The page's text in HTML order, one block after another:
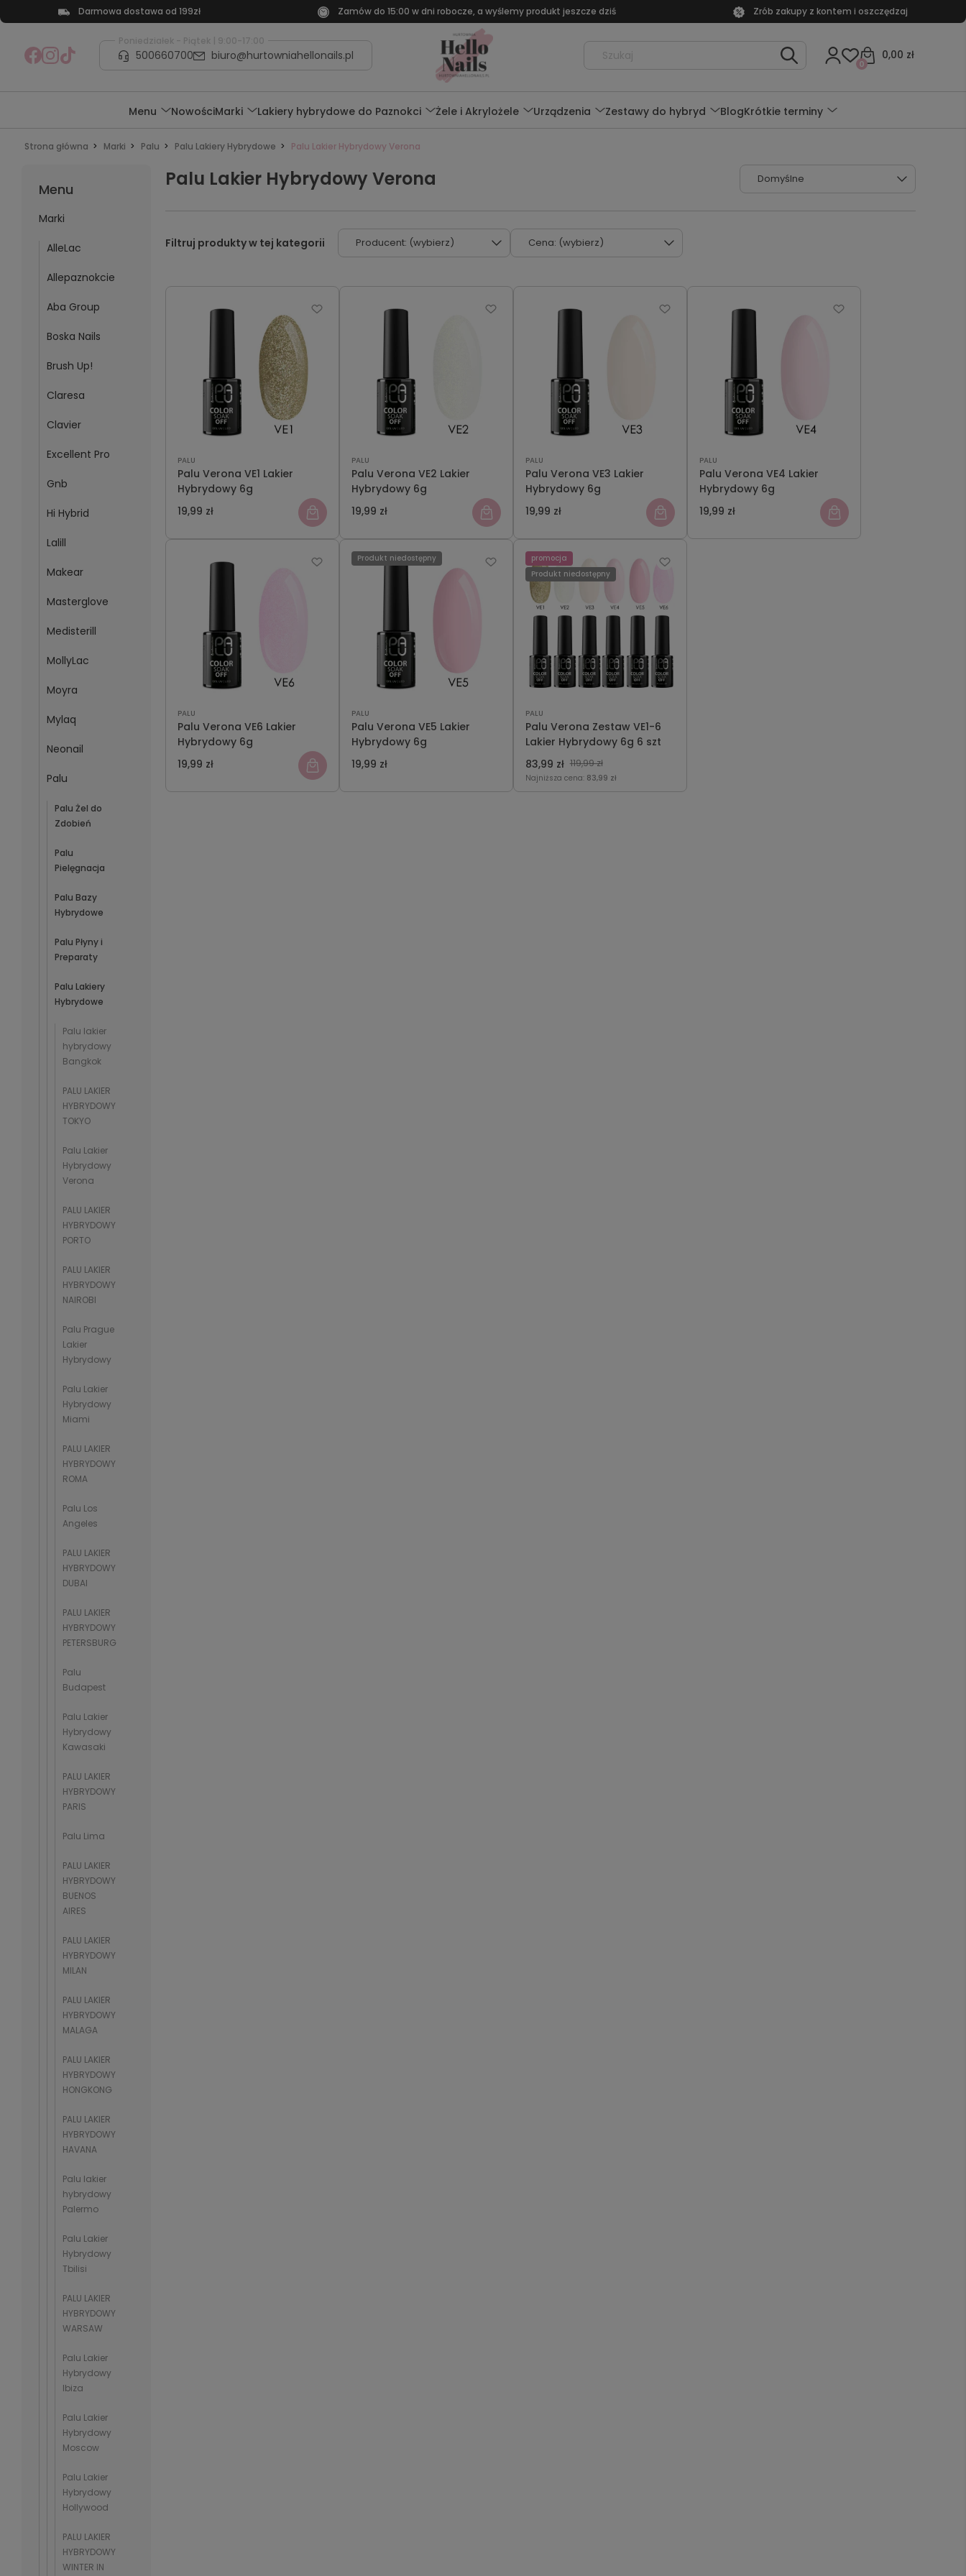
Darmowa dostawa od 199zł Zamów do 15:00 w dni robocze, a wyślemy produkt jeszcze dziś Zrób zakupy z kontem i oszczędzaj
Poniedziałek - Piątek | 9:00-17:00
500660700 biuro@hurtowniahellonails.pl 0,00 zł
0
Menu NowościMarki Lakiery hybrydowe do Paznokci Żele i Akrylożele Urządzenia Zestawy do hybryd BlogKrótkie terminy
Strona główna Marki Palu Palu Lakiery Hybrydowe Palu Lakier Hybrydowy Verona
Menu
Marki
AlleLac
Allepaznokcie
Aba Group
Boska Nails
Brush Up!
Claresa
Clavier
Excellent Pro
Gnb
Hi Hybrid
Lalill
Makear
Masterglove
Medisterill
MollyLac
Moyra
Mylaq
Neonail
Palu
Palu Żel do
Zdobień
Palu
Pielęgnacja
Palu Bazy
Hybrydowe
Palu Płyny i
Preparaty
Palu Lakiery
Hybrydowe
Palu lakier
hybrydowy
Bangkok
PALU LAKIER
HYBRYDOWY
TOKYO
Palu Lakier
Hybrydowy
Verona
PALU LAKIER
HYBRYDOWY
PORTO
PALU LAKIER
HYBRYDOWY
NAIROBI
Palu Prague
Lakier
Hybrydowy
Palu Lakier
Hybrydowy
Miami
PALU LAKIER
HYBRYDOWY
ROMA
Palu Los
Angeles
PALU LAKIER
HYBRYDOWY
DUBAI
PALU LAKIER
HYBRYDOWY
PETERSBURG
Palu
Budapest
Palu Lakier
Hybrydowy
Kawasaki
PALU LAKIER
HYBRYDOWY
PARIS
Palu Lima
PALU LAKIER
HYBRYDOWY
BUENOS
AIRES
PALU LAKIER
HYBRYDOWY
MILAN
PALU LAKIER
HYBRYDOWY
MALAGA
PALU LAKIER
HYBRYDOWY
HONGKONG
PALU LAKIER
HYBRYDOWY
HAVANA
Palu lakier
hybrydowy
Palermo
Palu Lakier
Hybrydowy
Tbilisi
PALU LAKIER
HYBRYDOWY
WARSAW
Palu Lakier
Hybrydowy
Ibiza
Palu Lakier
Hybrydowy
Moscow
Palu Lakier
Hybrydowy
Hollywood
PALU LAKIER
HYBRYDOWY
WINTER IN
Palu Lakier Hybrydowy Verona
Producent: (wybierz) Cena: (wybierz)
PALU
Palu Verona VE1 Lakier
Hybrydowy 6g
19,99 zł
PALU
Palu Verona VE2 Lakier
Hybrydowy 6g
19,99 zł
PALU
Palu Verona VE3 Lakier
Hybrydowy 6g
19,99 zł
PALU
Palu Verona VE4 Lakier
Hybrydowy 6g
19,99 zł
PALU
Palu Verona VE6 Lakier
Hybrydowy 6g
19,99 zł
PALU
Palu Verona VE5 Lakier
Hybrydowy 6g
19,99 zł
Produkt niedostępny
PALU
Palu Verona Zestaw VE1-6
Lakier Hybrydowy 6g 6 szt
83,99 zł 119,99 zł
Najniższa cena: 83,99 zł
promocja
Produkt niedostępny